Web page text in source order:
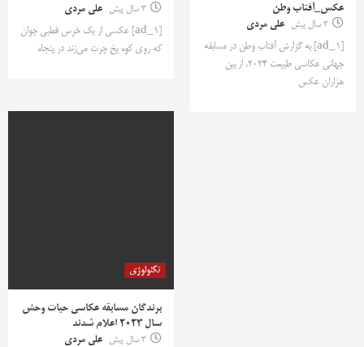
عکس_آفتاب وطن
2 سال پیش
علی مردی
[ad_1] به گزارش آفتاب وطن در مسابقه
جهانی عکاسی طبیعت 2024، از بین
هزاران عکس
3 سال پیش
علی مردی
[ad_1] عکسی از یک خرس قطبی جوان
که روی کوه یخ چرت می‌زند در پنجاه
تکنولوژی
برندگان مسابقه عکاسی حیات وحش
سال ۲۰۲۳ اعلام شدند
3 سال پیش
علی مردی